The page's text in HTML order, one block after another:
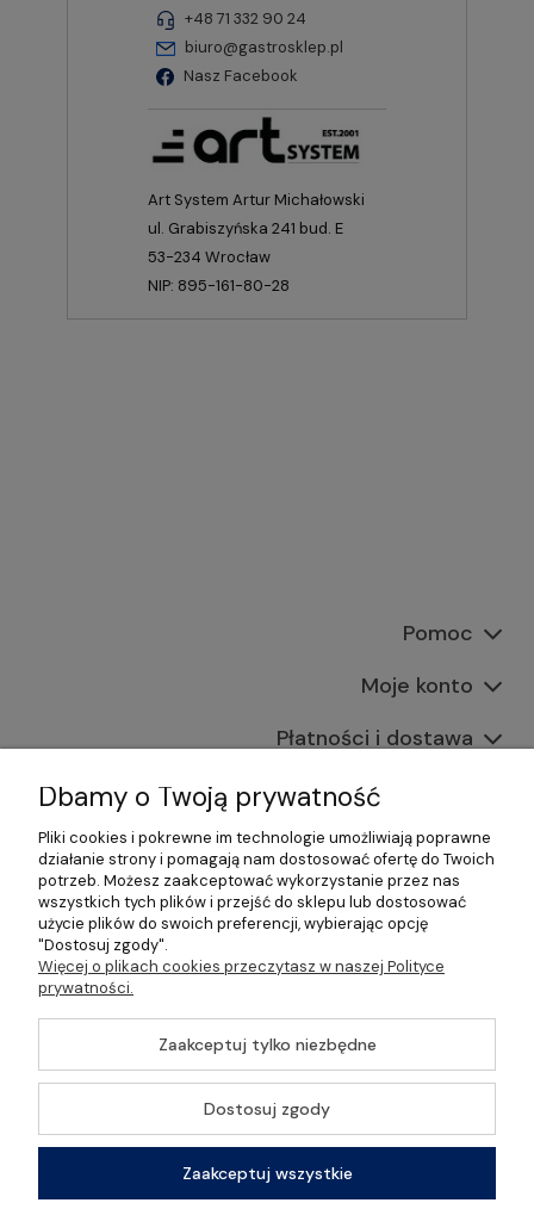
+48 71 332 90 24
biuro@gastrosklep.pl
Nasz Facebook
Art System Artur Michałowski
ul. Grabiszyńska 241 bud. E
53-234 Wrocław
NIP: 895-161-80-28
Pomoc
Moje konto
Płatności i dostawa
Informacje
O nas
©2026 Wszelkie Prawa Zastrzeżone | Gastrosklep |
Wyposażenie gastronomii, restauracji oraz barów
Szablon Master byEcommercy
Pokaż pełną wersję strony
Sklep internetowy Shoper Premium
Dbamy o Twoją prywatność
Pliki cookies i pokrewne im technologie umożliwiają poprawne
działanie strony i pomagają nam dostosować ofertę do Twoich
potrzeb. Możesz zaakceptować wykorzystanie przez nas
wszystkich tych plików i przejść do sklepu lub dostosować
użycie plików do swoich preferencji, wybierając opcję
"Dostosuj zgody".
Więcej o plikach cookies przeczytasz w naszej Polityce
prywatności.
Zaakceptuj tylko niezbędne
Dostosuj zgody
Zaakceptuj wszystkie